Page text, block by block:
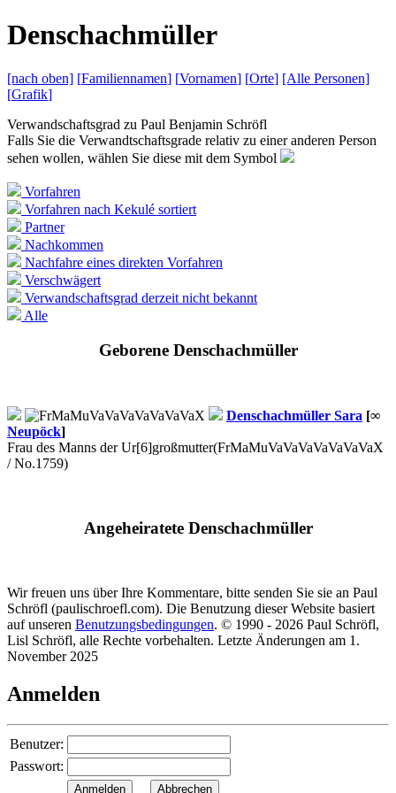
Denschachmüller
[nach oben] [Familiennamen] [Vornamen] [Orte] [Alle Personen]
[Grafik]
Verwandschaftsgrad zu Paul Benjamin Schröfl
Falls Sie die Verwandtschaftsgrade relativ zu einer anderen Person
sehen wollen, wählen Sie diese mit dem Symbol
Vorfahren
Vorfahren nach Kekulé sortiert
Partner
Nachkommen
Nachfahre eines direkten Vorfahren
Verschwägert
Verwandschaftsgrad derzeit nicht bekannt
Alle
Geborene Denschachmüller
Denschachmüller Sara [∞
Neupöck]
Frau des Manns der Ur[6]großmutter(FrMaMuVaVaVaVaVaVaVaX
/ No.1759)
Angeheiratete Denschachmüller
Wir freuen uns über Ihre Kommentare, bitte senden Sie sie an Paul
Schröfl (paulischroefl.com). Die Benutzung dieser Website basiert
auf unseren Benutzungsbedingungen. © 1990 - 2026 Paul Schröfl,
Lisl Schröfl, alle Rechte vorbehalten. Letzte Änderungen am 1.
November 2025
Anmelden
Benutzer:
Passwort: